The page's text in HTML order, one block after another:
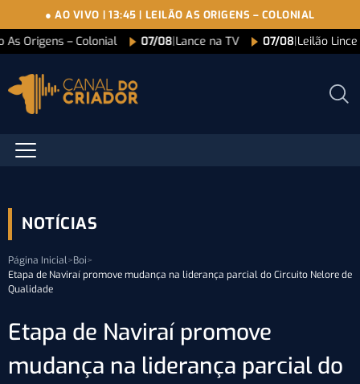
● AO VIVO | 13:45| LEILÃO AS ORIGENS – COLONIAL
As Origens – Colonial 07/08|Lance na TV 07/08|Leilão
NOTÍCIAS
Página Inicial>Boi>
Etapa de Naviraí promove mudança na liderança parcial do Circuito Nelore de
Qualidade
Etapa de Naviraí promove
mudança na liderança parcial do